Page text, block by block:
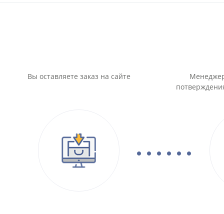
Вы оставляете заказ на сайте